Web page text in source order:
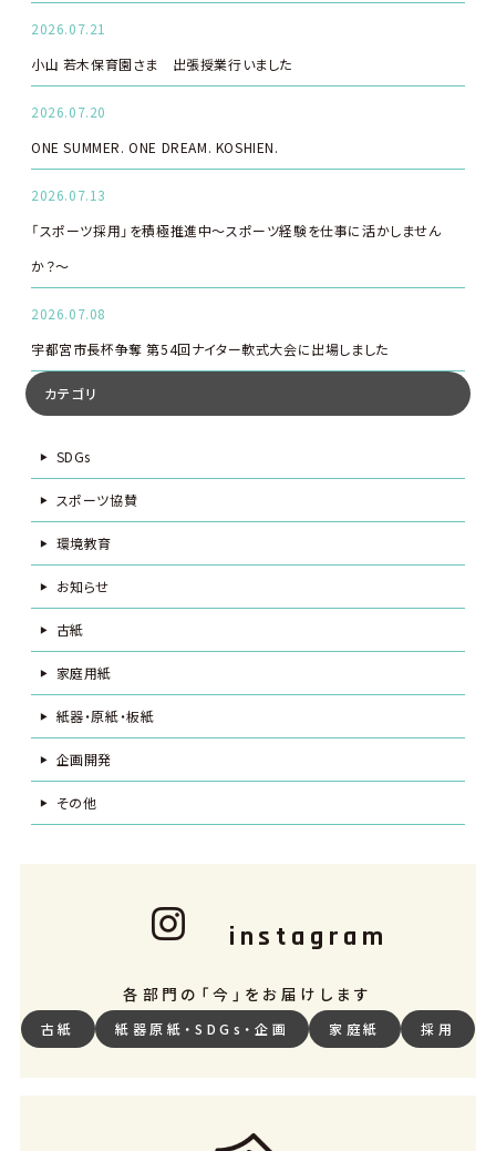
2026.07.21
小山 若木保育園さま 出張授業行いました
2026.07.20
ONE SUMMER. ONE DREAM. KOSHIEN.
2026.07.13
「スポーツ採用」を積極推進中～スポーツ経験を仕事に活かしません
か？～
2026.07.08
宇都宮市長杯争奪 第54回ナイター軟式大会に出場しました
カテゴリ
SDGs
スポーツ協賛
環境教育
お知らせ
古紙
家庭用紙
紙器・原紙・板紙
企画開発
その他
instagram
各部門の「今」をお届けします
古紙 紙器原紙・SDGs・企画 家庭紙 採用